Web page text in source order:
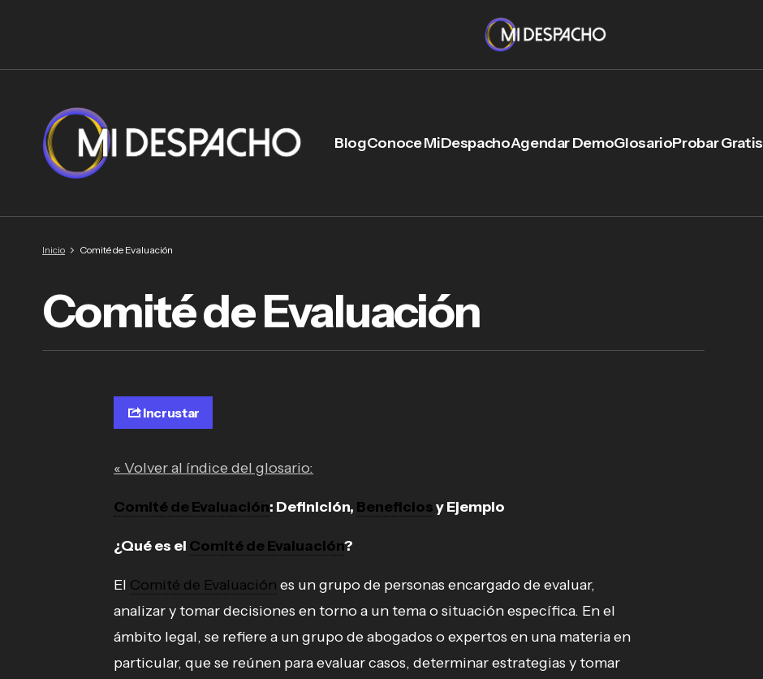
BlogConoce MiDespachoAgendar DemoGlosarioProbar Gratis
Inicio Comité de Evaluación
Comité de Evaluación
Incrustar
« Volver al índice del glosario:
Comité de Evaluación: Definición, Beneficiosy Ejemplo
¿Qué es el Comité de Evaluación?
El Comité de Evaluación es un grupo de personas encargado de evaluar,
analizar y tomar decisiones en torno a un tema o situación específica. En el
ámbito legal, se refiere a un grupo de abogados o expertos en una materia en
particular, que se reúnen para evaluar casos, determinar estrategias y tomar